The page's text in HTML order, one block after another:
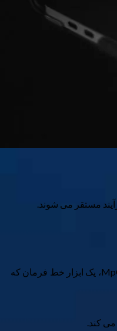
شرکت امنیت سایبری SentinelOne یک عامل تهدید جدید را گزارش کرده است که از باج افزار LockBit ۳.۰ (همچنین به نام LockBit Black) برای سوء استفاده از فایل MpCmdRun.exe، یک ابزار خط فرمان که